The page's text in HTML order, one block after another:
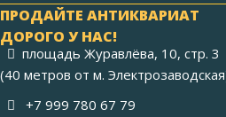
ПРОДАЙТЕ АНТИКВАРИАТ
ДОРОГО У НАС!
площадь Журавлёва, 10, стр. 3
(40 метров от м.
+7 999 780 67 79